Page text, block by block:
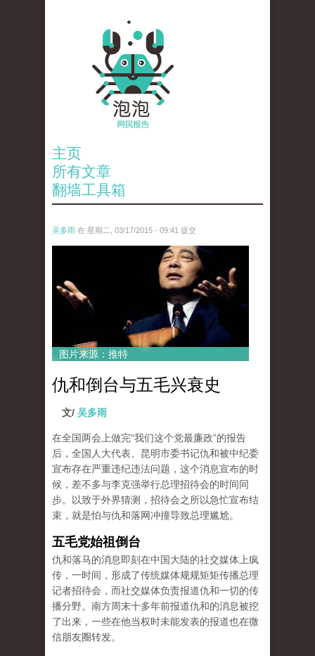
主页
所有文章
翻墙工具箱
吴多雨 在 星期二, 03/17/2015 - 09:41 提交
图片来源：推特
仇和倒台与五毛兴衰史
文/ 吴多雨
在全国两会上做完“我们这个党最廉政”的报告
后，全国人大代表、昆明市委书记仇和被中纪委
宣布存在严重违纪违法问题，这个消息宣布的时
候，差不多与李克强举行总理招待会的时间同
步。以致于外界猜测，招待会之所以急忙宣布结
束，就是怕与仇和落网冲撞导致总理尴尬。
五毛党始祖倒台
仇和落马的消息即刻在中国大陆的社交媒体上疯
传，一时间，形成了传统媒体规规矩矩传播总理
记者招待会，而社交媒体负责报道仇和一切的传
播分野。南方周末十多年前报道仇和的消息被挖
了出来，一些在他当权时未能发表的报道也在微
信朋友圈转发。